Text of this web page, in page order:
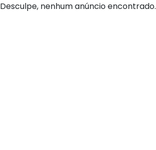
Desculpe, nenhum anúncio encontrado.